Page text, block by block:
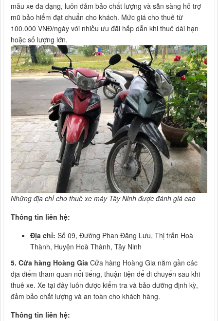
mẫu xe đa dạng, luôn đảm bảo chất lượng và sẵn sàng hỗ trợ
mũ bảo hiểm đạt chuẩn cho khách. Mức giá cho thuê từ
100.000 VNĐ/ngày với nhiều ưu đãi hấp dẫn khi thuê dài hạn
hoặc số lượng lớn.
Những địa chỉ cho thuê xe máy Tây Ninh được đánh giá cao
Thông tin liên hệ:
Địa chỉ: Số 09, Đường Phan Đăng Lưu, Thị trấn Hoà
Thành, Huyện Hoà Thành, Tây Ninh
5. Cửa hàng Hoàng Gia Cửa hàng Hoàng Gia nằm gần các
địa điểm tham quan nổi tiếng, thuận tiện để di chuyển sau khi
thuê xe. Xe tại đây luôn được kiểm tra và bảo dưỡng định kỳ,
đảm bảo chất lượng và an toàn cho khách hàng.
Thông tin liên hệ: